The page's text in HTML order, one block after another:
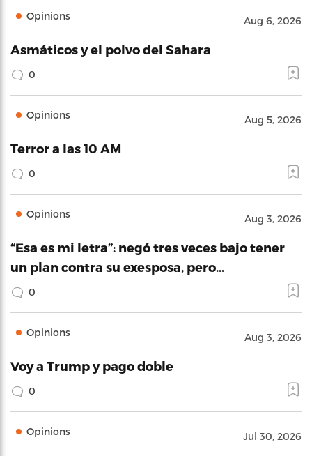
Opinions Aug 6, 2026
Asmáticos y el polvo del Sahara
0
Opinions Aug 5, 2026
Terror a las 10 AM
0
Opinions Aug 3, 2026
“Esa es mi letra”: negó tres veces bajo tener
un plan contra su exesposa, pero…
0
Opinions Aug 3, 2026
Voy a Trump y pago doble
0
Opinions Jul 30, 2026